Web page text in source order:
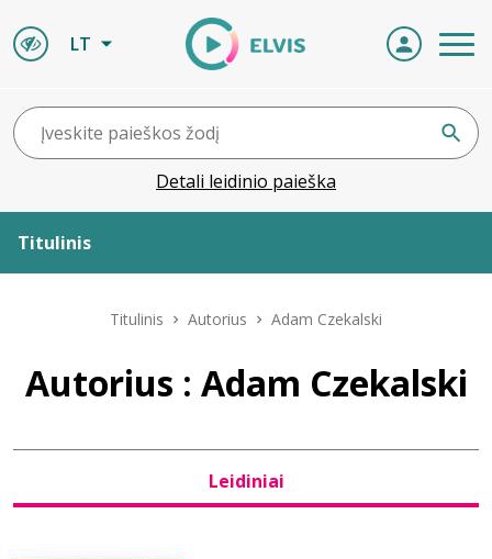
LT
Detali leidinio paieška
Titulinis
Leidiniai
Titulinis Autorius Adam Czekalski
Autorius : Adam Czekalski
Leidiniai